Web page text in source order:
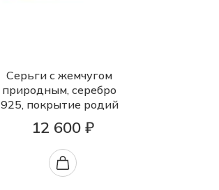
Серьги с жемчугом
природным, серебро
925, покрытие родий
12 600 ₽